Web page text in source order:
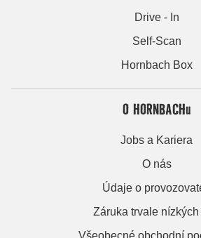
Drive - In
Self-Scan
Hornbach Box
O HORNBACHu
Jobs a Kariera
O nás
Údaje o
Záruka trvale nízkých
Všeobecné obchodní